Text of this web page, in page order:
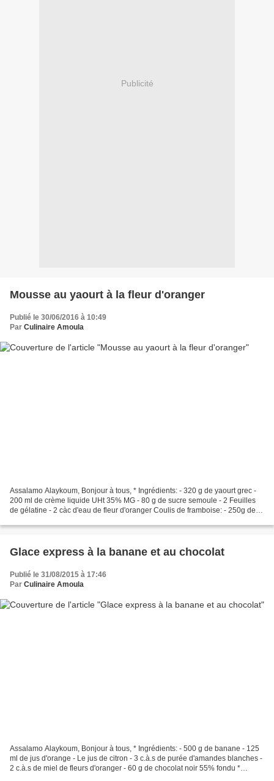
Publicité
Mousse au yaourt à la fleur d'oranger
Publié le 30/06/2016 à 10:49
Par Culinaire Amoula
Assalamo Alaykoum, Bonjour à tous, * Ingrédients: - 320 g de yaourt grec -
200 ml de crème liquide UHt 35% MG - 80 g de sucre semoule - 2 Feuilles
de gélatine - 2 càc d'eau de fleur d'oranger Coulis de framboise: - 250g de
Glace express à la banane et au chocolat
Publié le 31/08/2015 à 17:46
Par Culinaire Amoula
Assalamo Alaykoum, Bonjour à tous, * Ingrédients: - 500 g de banane - 125
ml de jus d'orange - Le jus de citron - 3 c.à.s de purée d'amandes blanches -
2 c.à.s de miel de fleurs d'oranger - 60 g de chocolat noir 55% fondu *